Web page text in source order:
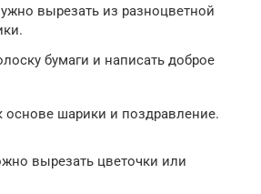
вырезать из разноцветной
бумаги и написать доброе
основе шарики и поздравление.
вырезать цветочки или